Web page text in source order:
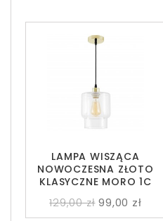
LAMPA WISZĄCA
NOWOCZESNA ZŁOTO
KLASYCZNE MORO 1C
129,00 zł 99,00 zł